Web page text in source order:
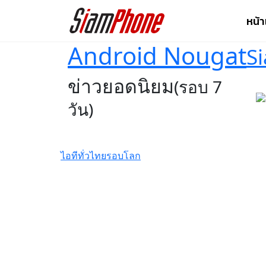
หน้
Android Nougat
ข่าวยอดนิยม(รอบ 7
วัน)
ไอทีทั่วไทยรอบโลก